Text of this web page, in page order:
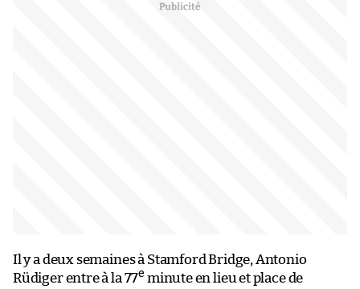
Il y a deux semaines à Stamford Bridge, Antonio
Rüdiger entre à la 77e minute en lieu et place de